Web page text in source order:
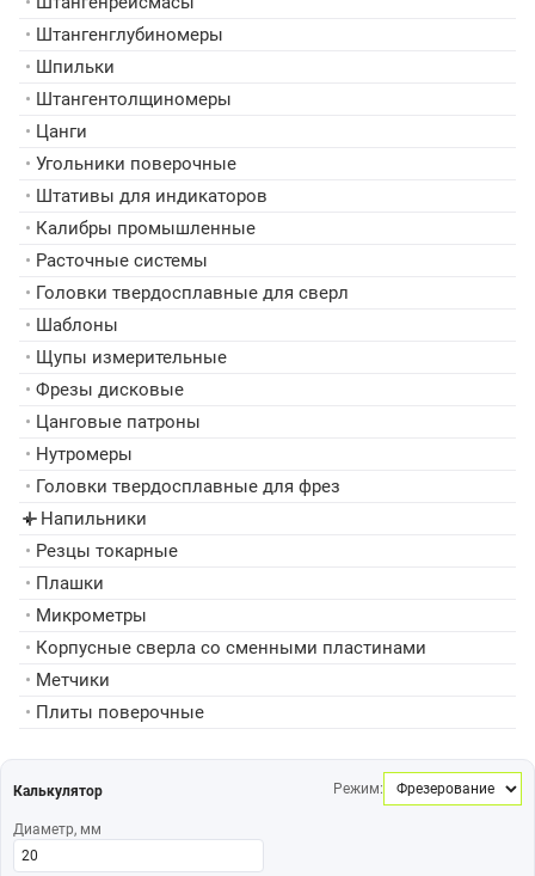
• Штангенглубиномеры
• Шпильки
• Штангентолщиномеры
• Цанги
• Угольники поверочные
• Штативы для индикаторов
• Калибры промышленные
• Расточные системы
• Головки твердосплавные для сверл
• Шаблоны
• Щупы измерительные
• Фрезы дисковые
• Цанговые патроны
• Нутромеры
• Головки твердосплавные для фрез
▸ Напильники
• Резцы токарные
• Плашки
• Микрометры
• Корпусные сверла со сменными пластинами
• Метчики
• Плиты поверочные
Калькулятор Режим:
Диаметр, мм